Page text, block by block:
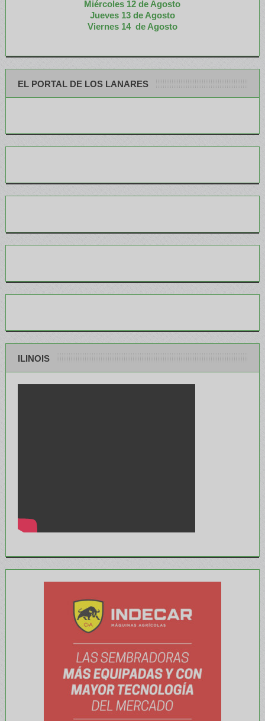
Miércoles 12 de Agosto
Jueves 13 de Agosto
Viernes 14 de Agosto
EL PORTAL DE LOS LANARES
ILINOIS